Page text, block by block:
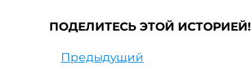
ПОДЕЛИТЕСЬ ЭТОЙ ИСТОРИЕЙ!
Предыдущий